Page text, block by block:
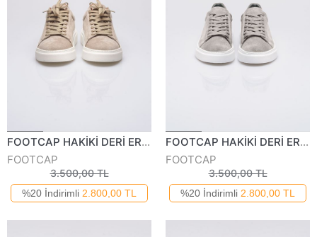
FOOTCAP HAKİKİ DERİ ERKEK GÜNLÜK AYAKKABI 250125Y
FOOTCAP
3.500,00 TL
%20 İndirimli 2.800,00 TL
FOOTCAP HAKİKİ DERİ ERKEK GÜNLÜK AYAKKABI 250125Y
FOOTCAP
3.500,00 TL
%20 İndirimli 2.800,00 TL